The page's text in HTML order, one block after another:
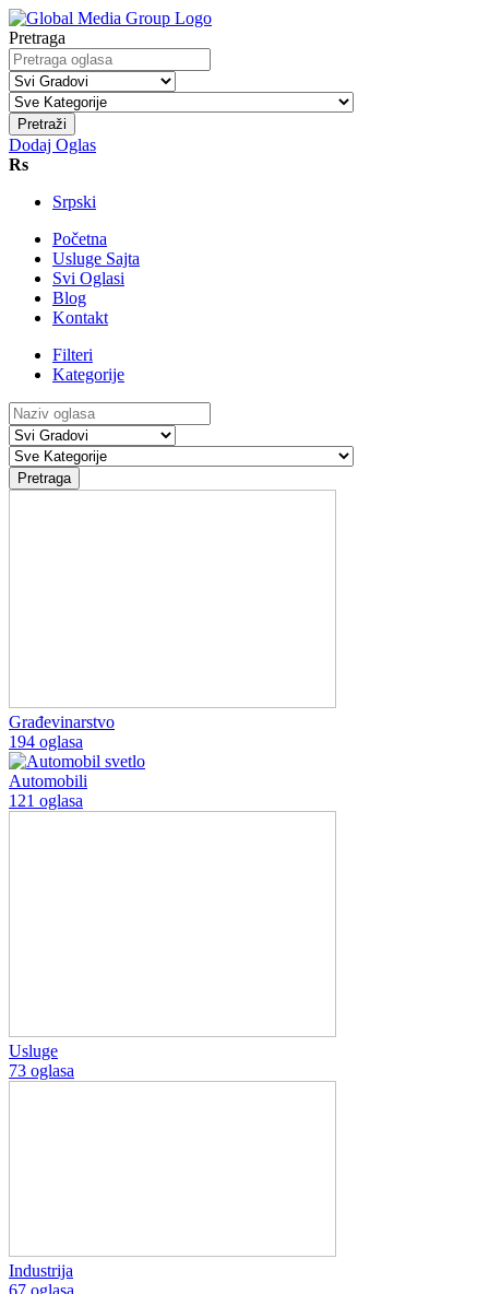
Pretraga
Pretraži
Dodaj Oglas
Rs
Srpski
Početna
Usluge Sajta
Svi Oglasi
Blog
Kontakt
Filteri
Kategorije
Pretraga
Građevinarstvo
194 oglasa
Automobili
121 oglasa
Usluge
73 oglasa
Industrija
67 oglasa